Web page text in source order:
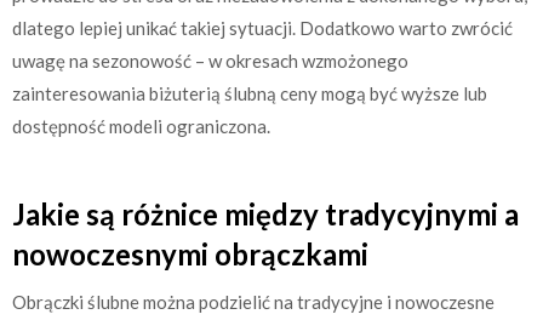
dlatego lepiej unikać takiej sytuacji. Dodatkowo warto zwrócić
uwagę na sezonowość – w okresach wzmożonego
zainteresowania biżuterią ślubną ceny mogą być wyższe lub
dostępność modeli ograniczona.
Jakie są różnice między tradycyjnymi a
nowoczesnymi obrączkami
Obrączki ślubne można podzielić na tradycyjne i nowoczesne